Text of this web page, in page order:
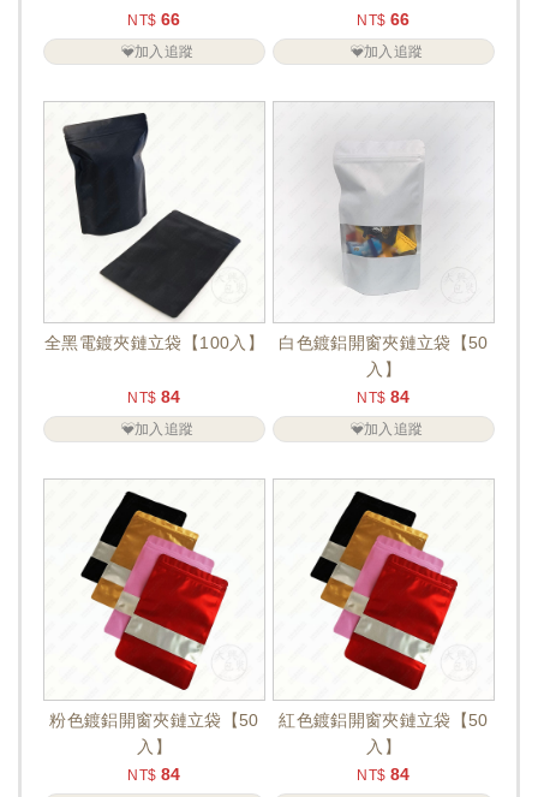
NT$ 66
加入追蹤
NT$ 66
加入追蹤
全黑電鍍夾鏈立袋【100入】
NT$ 84
加入追蹤
白色鍍鋁開窗夾鏈立袋【50
入】
NT$ 84
加入追蹤
粉色鍍鋁開窗夾鏈立袋【50
入】
NT$ 84
紅色鍍鋁開窗夾鏈立袋【50
入】
NT$ 84